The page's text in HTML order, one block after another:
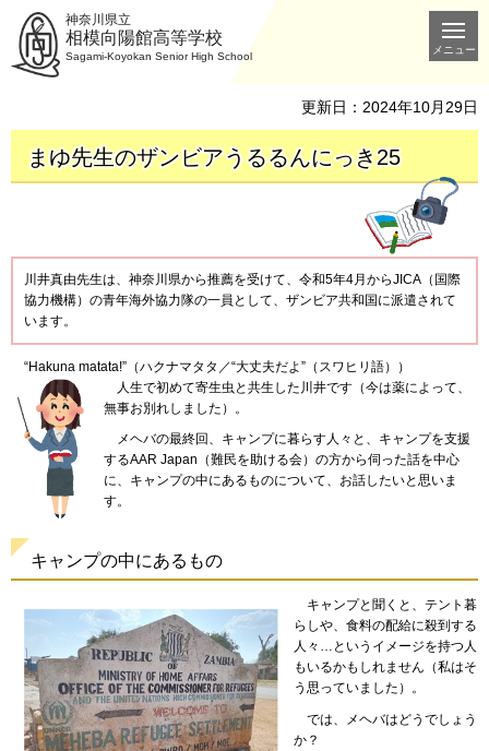
神奈川県立
相模向陽館高等学校
Sagami-Koyokan Senior High School
メニュー
更新日：2024年10月29日
まゆ先生のザンビアうるるんにっき25
川井真由先生は、神奈川県から推薦を受けて、令和5年4月からJICA（国際
協力機構）の青年海外協力隊の一員として、ザンビア共和国に派遣されて
います。
“Hakuna matata!”（ハクナマタタ／“大丈夫だよ”（スワヒリ語））
人生で初めて寄生虫と共生した川井です（今は薬によって、
無事お別れしました）。
メヘバの最終回、キャンプに暮らす人々と、キャンプを支援
するAAR Japan（難民を助ける会）の方から伺った話を中心
に、キャンプの中にあるものについて、お話したいと思いま
す。
キャンプの中にあるもの
キャンプと聞くと、テント暮
らしや、食料の配給に殺到する
人々…というイメージを持つ人
もいるかもしれません（私はそ
う思っていました）。
では 、メヘバはどうでしょう
か？